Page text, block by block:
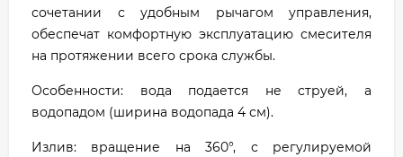
сочетании с удобным рычагом управления,
обеспечат комфортную эксплуатацию смесителя
на протяжении всего срока службы.
Особенности: вода подается не струей, а
водопадом (ширина водопада 4 см).
Излив: вращение на 360°, с регулируемой